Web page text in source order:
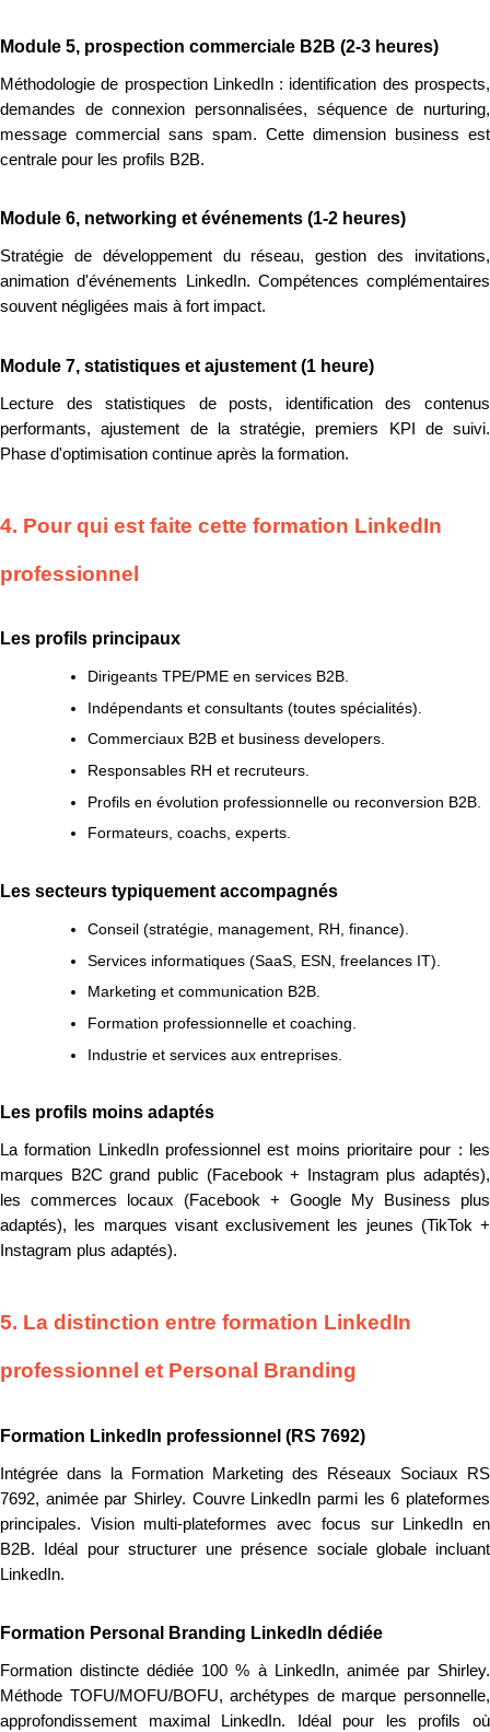
Module 5, prospection commerciale B2B (2-3 heures)
Méthodologie de prospection LinkedIn : identification des prospects,
demandes de connexion personnalisées, séquence de nurturing,
message commercial sans spam. Cette dimension business est
centrale pour les profils B2B.
Module 6, networking et événements (1-2 heures)
Stratégie de développement du réseau, gestion des invitations,
animation d'événements LinkedIn. Compétences complémentaires
souvent négligées mais à fort impact.
Module 7, statistiques et ajustement (1 heure)
Lecture des statistiques de posts, identification des contenus
performants, ajustement de la stratégie, premiers KPI de suivi.
Phase d'optimisation continue après la formation.
4. Pour qui est faite cette formation LinkedIn
professionnel
Les profils principaux
Dirigeants TPE/PME en services B2B.
Indépendants et consultants (toutes spécialités).
Commerciaux B2B et business developers.
Responsables RH et recruteurs.
Profils en évolution professionnelle ou reconversion B2B.
Formateurs, coachs, experts.
Les secteurs typiquement accompagnés
Conseil (stratégie, management, RH, finance).
Services informatiques (SaaS, ESN, freelances IT).
Marketing et communication B2B.
Formation professionnelle et coaching.
Industrie et services aux entreprises.
Les profils moins adaptés
La formation LinkedIn professionnel est moins prioritaire pour : les
marques B2C grand public (Facebook + Instagram plus adaptés),
les commerces locaux (Facebook + Google My Business plus
adaptés), les marques visant exclusivement les jeunes (TikTok +
Instagram plus adaptés).
5. La distinction entre formation LinkedIn
professionnel et Personal Branding
Formation LinkedIn professionnel (RS 7692)
Intégrée dans la Formation Marketing des Réseaux Sociaux RS
7692, animée par Shirley. Couvre LinkedIn parmi les 6 plateformes
principales. Vision multi-plateformes avec focus sur LinkedIn en
B2B. Idéal pour structurer une présence sociale globale incluant
LinkedIn.
Formation Personal Branding LinkedIn dédiée
Formation distincte dédiée 100 % à LinkedIn, animée par Shirley.
Méthode TOFU/MOFU/BOFU, archétypes de marque personnelle,
approfondissement maximal LinkedIn. Idéal pour les profils où